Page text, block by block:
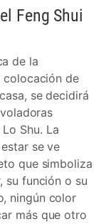
Feng Shui
de la
colocación de
se decidirá
Shu. La
se ve
que simboliza
su función o su
ningún color
más que otro